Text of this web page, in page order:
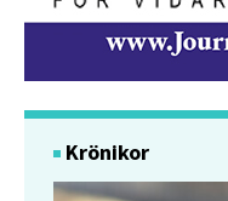
Krönikor